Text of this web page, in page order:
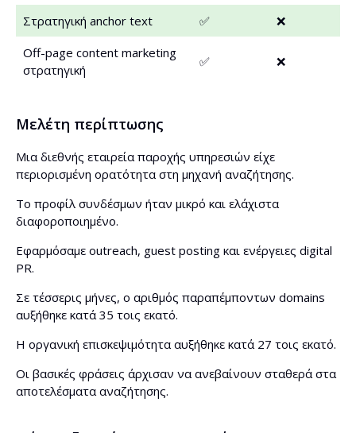
Στρατηγική anchor text ✅
❌
Off-page content marketing
στρατηγική
✅ ❌
Μελέτη περίπτωσης
Μια διεθνής εταιρεία παροχής υπηρεσιών είχε
περιορισμένη ορατότητα στη μηχανή αναζήτησης.
Το προφίλ συνδέσμων ήταν μικρό και ελάχιστα
διαφοροποιημένο.
Εφαρμόσαμε outreach, guest posting και ενέργειες digital
PR.
Σε τέσσερις μήνες, ο αριθμός παραπέμποντων domains
αυξήθηκε κατά 35 τοις εκατό.
Η οργανική επισκεψιμότητα αυξήθηκε κατά 27 τοις εκατό.
Οι βασικές φράσεις άρχισαν να ανεβαίνουν σταθερά στα
αποτελέσματα αναζήτησης.